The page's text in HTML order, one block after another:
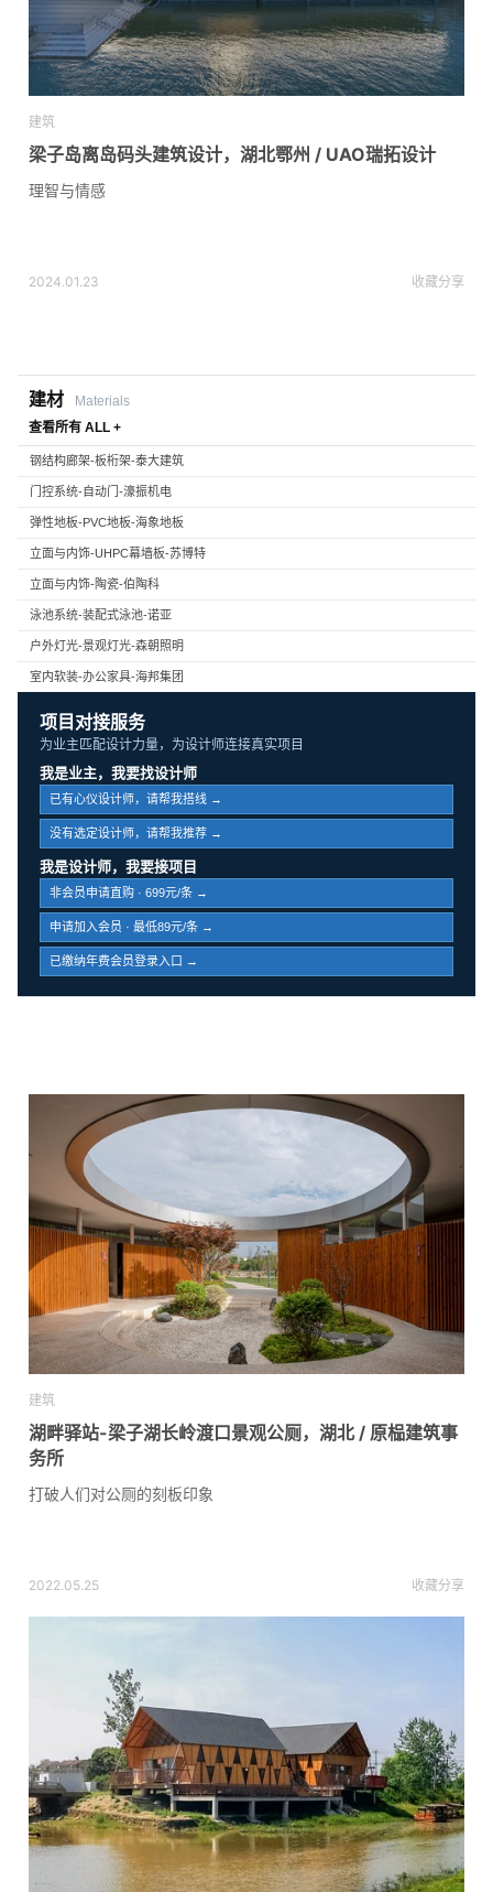
建筑
梁子岛离岛码头建筑设计，湖北鄂州 / UAO瑞拓设计
理智与情感
2024.01.23 收藏分享
建材
Materials
查看所有 ALL +
钢结构廊架-板桁架-泰大建筑
门控系统-自动门-濠振机电
弹性地板-PVC地板-海象地板
立面与内饰-UHPC幕墙板-苏博特
立面与内饰-陶瓷-伯陶科
泳池系统-装配式泳池-诺亚
户外灯光-景观灯光-森朝照明
室内软装-办公家具-海邦集团
项目对接服务
为业主匹配设计力量，为设计师连接真实项目
我是业主，我要找设计师
已有心仪设计师，请帮我搭线 →
没有选定设计师，请帮我推荐 →
我是设计师，我要接项目
非会员申请直购 · 699元/条 →
申请加入会员 · 最低89元/条 →
已缴纳年费会员登录入口 →
建筑
湖畔驿站-梁子湖长岭渡口景观公厕，湖北 / 原榀建筑事
务所
打破人们对公厕的刻板印象
2022.05.25 收藏分享